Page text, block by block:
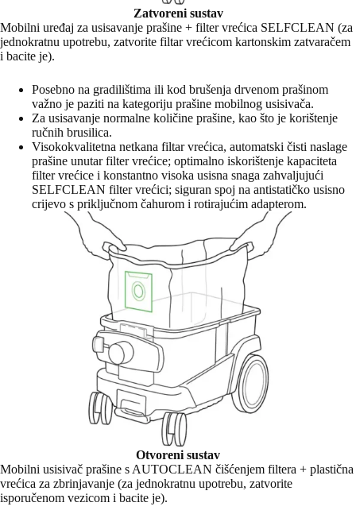
Zatvoreni sustav
Mobilni uređaj za usisavanje prašine + filter vrećica SELFCLEAN (za
jednokratnu upotrebu, zatvorite filtar vrećicom kartonskim zatvaračem
i bacite je).
Posebno na gradilištima ili kod brušenja drvenom prašinom
važno je paziti na kategoriju prašine mobilnog usisivača.
Za usisavanje normalne količine prašine, kao što je korištenje
ručnih brusilica.
Visokokvalitetna netkana filtar vrećica, automatski čisti naslage
prašine unutar filter vrećice; optimalno iskorištenje kapaciteta
filter vrećice i konstantno visoka usisna snaga zahvaljujući
SELFCLEAN filter vrećici; siguran spoj na antistatičko usisno
crijevo s priključnom čahurom i rotirajućim adapterom.
Otvoreni sustav
Mobilni usisivač prašine s AUTOCLEAN čišćenjem filtera + plastična
vrećica za zbrinjavanje (za jednokratnu upotrebu, zatvorite
isporučenom vezicom i bacite je).